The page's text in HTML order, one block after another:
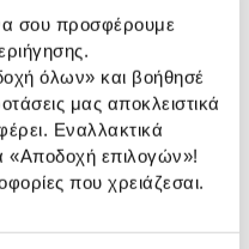
σου προσφέρουμε
όλων» και βοήθησέ
μας αποκλειστικά
Εναλλακτικά
«Αποδοχή επιλογών»!
που χρειάζεσαι.
Magenta
GT52 Yellow